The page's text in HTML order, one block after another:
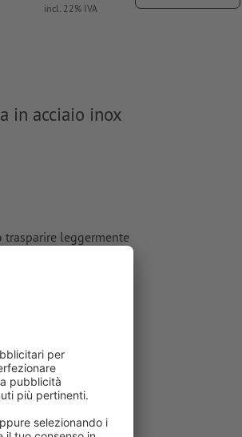
incl. 22% IVA
in acciaio inox
leggermente
o convertiti in curve
FOGRA52)